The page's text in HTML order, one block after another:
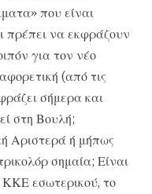
που είναι
πρέπει να εκφράζουν
για τον νέο
(από τις
σήμερα και
στη Βουλή;
Αριστερά ή μήπως
σημαία; Είναι
εσωτερικού, το